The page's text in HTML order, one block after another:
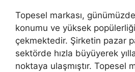
Topesel markası,
konumu ve yüksek
çekmektedir. Şirketin pazar
sektörde hızla büyüyerek
noktaya ulaşmıştır. Topesel